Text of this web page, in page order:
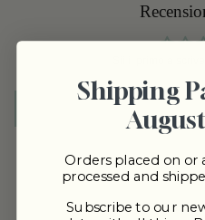
Scrivi una
POTREBBE
Shipping
Orders placed on or
processed and
Subscribe to our